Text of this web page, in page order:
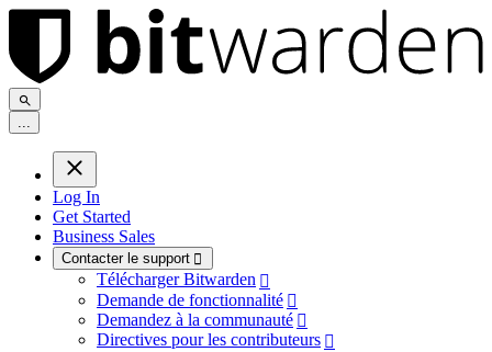
...
Log In
Get Started
Business Sales
Contacter le support 
Télécharger Bitwarden 
Demande de fonctionnalité 
Demandez à la communauté 
Directives pour les contributeurs 